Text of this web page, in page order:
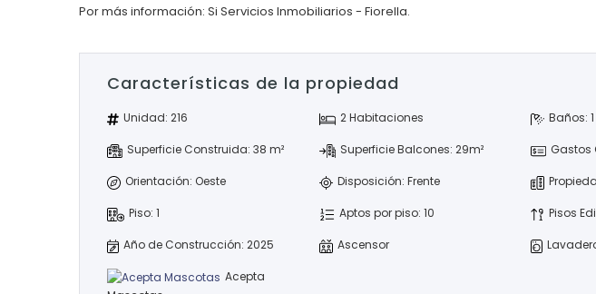
Por más información: Si Servicios Inmobiliarios - Fiorella.
Características de la propiedad
Unidad: 216 2 Habitaciones Baños: 1
Superficie Construida: 38 m² Superficie Balcones: 29m² Gastos
Orientación: Oeste Disposición: Frente
Piso: 1 Aptos por piso: 10 Pisos
Año de Construcción: 2025 Ascensor
Acepta